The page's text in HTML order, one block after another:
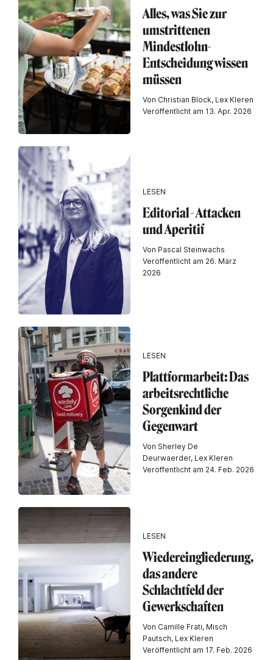
Alles, was Sie zur
umstrittenen
Mindestlohn-
Entscheidung wissen
müssen
Von Christian Block, Lex Kleren
Veröffentlicht am 13. Apr. 2026
LESEN
Editorial - Attacken
und Aperitif
Von Pascal Steinwachs
Veröffentlicht am 26. März
2026
LESEN
Plattformarbeit: Das
arbeitsrechtliche
Sorgenkind der
Gegenwart
Von Sherley De
Deurwaerder, Lex Kleren
Veröffentlicht am 24. Feb. 2026
LESEN
Wiedereingliederung,
das andere
Schlachtfeld der
Gewerkschaften
Von Camille Frati, Misch
Pautsch, Lex Kleren
Veröffentlicht am 17. Feb. 2026